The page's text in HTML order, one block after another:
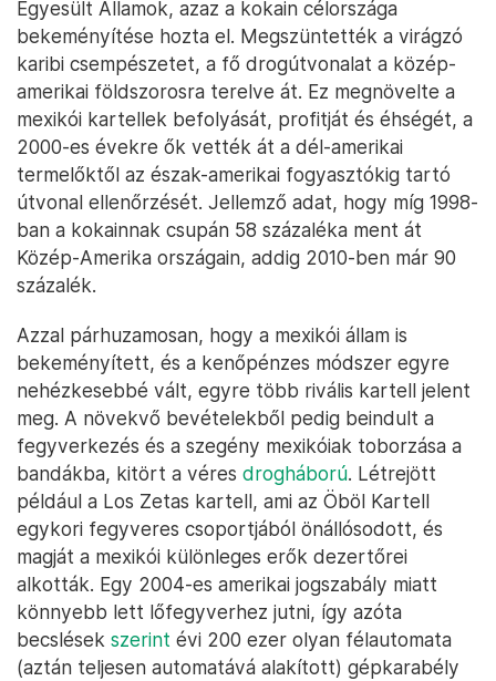
Egyesült Államok, azaz a kokain célországa
bekeményítése hozta el. Megszüntették a virágzó
karibi csempészetet, a fő drogútvonalat a közép-
amerikai földszorosra terelve át. Ez megnövelte a
mexikói kartellek befolyását, profitját és éhségét, a
2000-es évekre ők vették át a dél-amerikai
termelőktől az észak-amerikai fogyasztókig tartó
útvonal ellenőrzését. Jellemző adat, hogy míg 1998-
ban a kokainnak csupán 58 százaléka ment át
Közép-Amerika országain, addig 2010-ben már 90
százalék.
Azzal párhuzamosan, hogy a mexikói állam is
bekeményített, és a kenőpénzes módszer egyre
nehézkesebbé vált, egyre több rivális kartell jelent
meg. A növekvő bevételekből pedig beindult a
fegyverkezés és a szegény mexikóiak toborzása a
bandákba, kitört a véres drogháború. Létrejött
például a Los Zetas kartell, ami az Öböl Kartell
egykori fegyveres csoportjából önállósodott, és
magját a mexikói különleges erők dezertőrei
alkották. Egy 2004-es amerikai jogszabály miatt
könnyebb lett lőfegyverhez jutni, így azóta
becslések szerint évi 200 ezer olyan félautomata
(aztán teljesen automatává alakított) gépkarabély